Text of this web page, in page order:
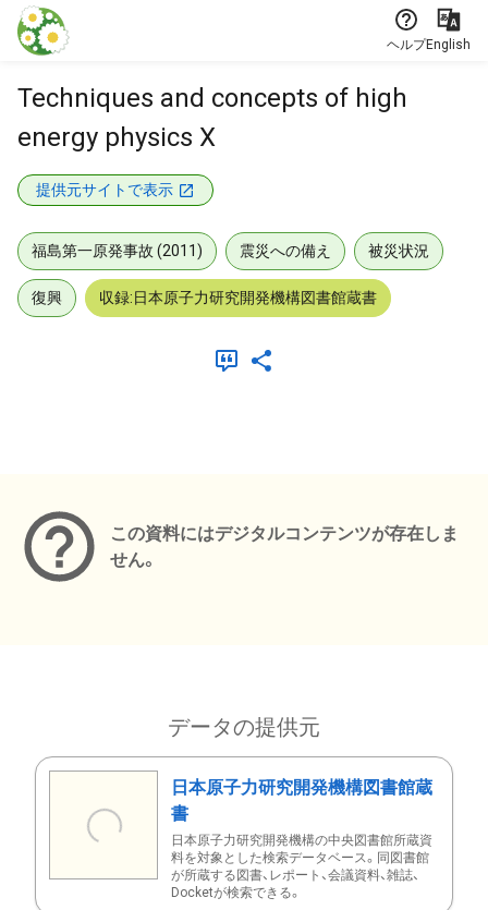
本文に飛ぶ
ヘルプEnglish
Techniques and concepts of high
energy physics X
提供元サイトで表示
福島第一原発事故 (2011) 震災への備え 被災状況
復興 収録:日本原子力研究開発機構図書館蔵書
この資料にはデジタルコンテンツが存在しま
せん。
データの提供元
日本原子力研究開発機構図書館蔵
書
日本原子力研究開発機構の中央図書館所蔵資
料を対象とした検索データベース。同図書館
が所蔵する図書、レポート、会議資料、雑誌、
Docketが検索できる。